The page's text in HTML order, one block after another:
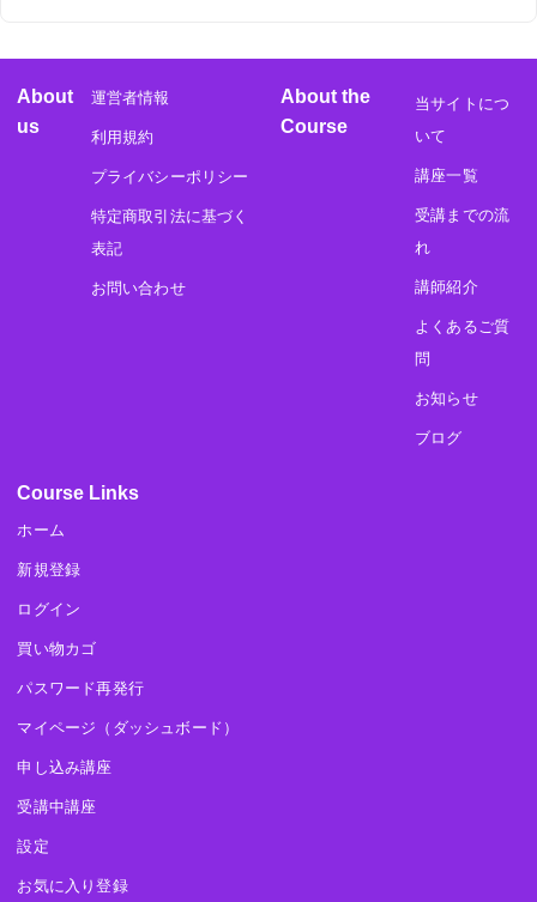
About
us
運営者情報
利用規約
プライバシーポリシー
特定商取引法に基づく
表記
お問い合わせ
About the
Course
当サイトにつ
いて
講座一覧
受講までの流
れ
講師紹介
よくあるご質
問
お知らせ
ブログ
Course Links
ホーム
新規登録
ログイン
買い物カゴ
パスワード再発行
マイページ（ダッシュボード）
申し込み講座
受講中講座
設定
お気に入り登録